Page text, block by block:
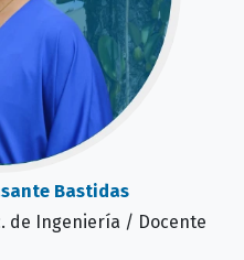
Bastidas
de Ingeniería / Docente